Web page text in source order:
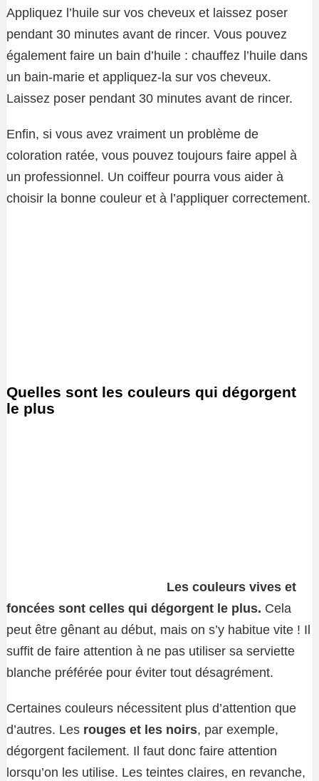
Appliquez l’huile sur vos cheveux et laissez poser
pendant 30 minutes avant de rincer. Vous pouvez
également faire un bain d’huile : chauffez l’huile dans
un bain-marie et appliquez-la sur vos cheveux.
Laissez poser pendant 30 minutes avant de rincer.
Enfin, si vous avez vraiment un problème de
coloration ratée, vous pouvez toujours faire appel à
un professionnel. Un coiffeur pourra vous aider à
choisir la bonne couleur et à l’appliquer correctement.
Quelles sont les couleurs qui dégorgent
le plus
Les couleurs vives et
foncées sont celles qui dégorgent le plus. Cela
peut être gênant au début, mais on s’y habitue vite ! Il
suffit de faire attention à ne pas utiliser sa serviette
blanche préférée pour éviter tout désagrément.
Certaines couleurs nécessitent plus d’attention que
d’autres. Les rouges et les noirs, par exemple,
dégorgent facilement. Il faut donc faire attention
lorsqu’on les utilise. Les teintes claires, en revanche,